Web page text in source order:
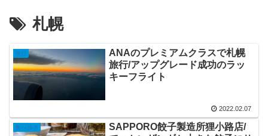
札幌
旅行
ANAのプレミアムクラスで札幌
旅行/アップグレード成功のラッ
キーフライト
2022.02.07
食べ歩き
SAPPORO餃子製造所狸小路店/